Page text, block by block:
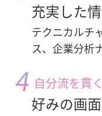
充実した
テクニカルチ
ス、企業分析
自分流を貫く
好みの画